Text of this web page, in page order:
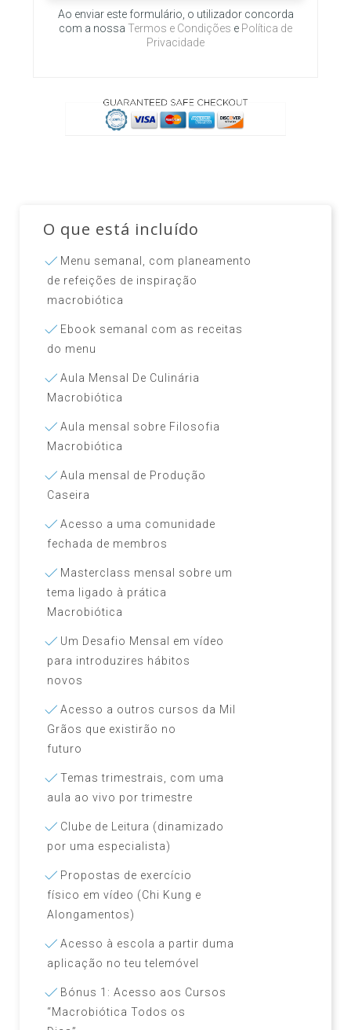
Ao enviar este formulário, o utilizador concorda
com a nossa Termos e Condições e Política de
Privacidade
O que está incluído
Menu semanal, com planeamento
de refeições de inspiração
macrobiótica
Ebook semanal com as receitas
do menu
Aula Mensal De Culinária
Macrobiótica
Aula mensal sobre Filosofia
Macrobiótica
Aula mensal de Produção
Caseira
Acesso a uma comunidade
fechada de membros
Masterclass mensal sobre um
tema ligado à prática
Macrobiótica
Um Desafio Mensal em vídeo
para introduzires hábitos
novos
Acesso a outros cursos da Mil
Grãos que existirão no
futuro
Temas trimestrais, com uma
aula ao vivo por trimestre
Clube de Leitura (dinamizado
por uma especialista)
Propostas de exercício
físico em vídeo (Chi Kung e
Alongamentos)
Acesso à escola a partir duma
aplicação no teu telemóvel
Bónus 1: Acesso aos Cursos
“Macrobiótica Todos os